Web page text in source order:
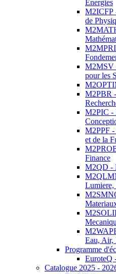
Energies
M2ICFP
de
M2MSV
pour les
M2PBR
M2PIC -
M2PPF -
et de la
Finance
M2QD -
Lumiere,
Eau, Air,
Programme
EuroteQ
Catalogue 2025 -